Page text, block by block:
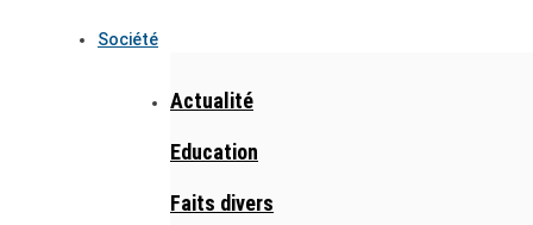
Société
Actualité
Education
Faits divers